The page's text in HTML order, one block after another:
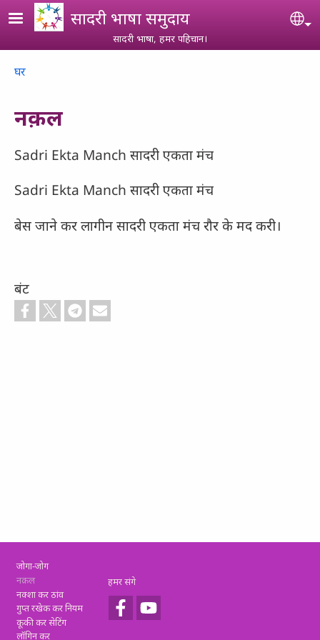
Skip to main content
सादरी भाषा समुदाय
सादरी भाषा, हमर पहिचान।
Breadcrumb
घर
नक़ल
Sadri Ekta Manch सादरी एकता मंच
Sadri Ekta Manch सादरी एकता मंच
बेस जाने कर लागीन सादरी एकता मंच रौर के मद करी।
बंट
Footer
जोगा-जोग
नक़ल
नक्शा कर ठांव
गुप्त रखेक कर नियम
कूकी कर सेटिंग
लॉगिन कर
हमर संगे